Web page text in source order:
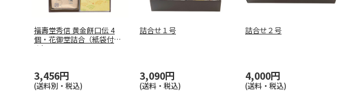
福壽堂秀信 黄金餅口伝 4
個・花御堂詰合（紙袋付
き）
3,456円
(送料別・税込)
詰合せ１号
3,090円
(送料・税込)
詰合せ２号
4,000円
(送料・税込)